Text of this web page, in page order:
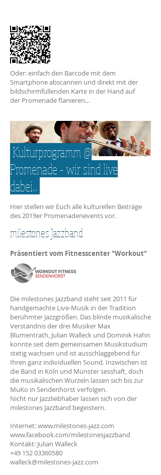
Oder: einfach den Barcode mit dem
Smartphone abscannen und direkt mit der
bildschirmfüllenden Karte in der Hand auf
der Promenade flanieren...
Kulturprogramm @
Promenade - wir sind live
dabei...
Hier stellen wir Euch alle kulturellen Beiträge
des 2019er Promenadenevents vor.
milestones Jazzband
Präsentiert vom Fitnesscenter "Workout"
Die milestones Jazzband steht seit 2011 für
handgemachte Live-Musik in der Tradition
berühmter Jazzgrößen. Das blinde musikalische
Verständnis der drei Musiker Max
Blumentrath, Julian Walleck und Dominik Hahn
konnte seit dem gemeinsamen Musikstudium
stetig wachsen und ist ausschlaggebend für
Ihren ganz individuellen Sound. Inzwischen ist
die Band in Köln und Münster sesshaft, doch
die musikalischen Wurzeln lassen sich bis zur
MuKo in Sendenhorst verfolgen.
Nicht nur Jazzliebhaber lassen sich von der
milestones Jazzband begeistern.
Internet:www.milestones-jazz.com
www.facebook.com/milestonesjazzband
Kontakt: Julian Walleck
+49 152 03360580
walleck@milestones-jazz.com